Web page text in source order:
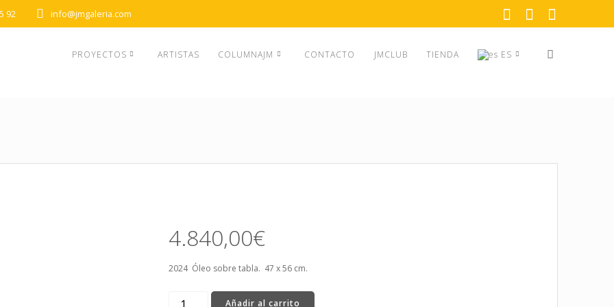
92 info@jmgaleria.com
PROYECTOS ARTISTAS COLUMNAJM CONTACTO JMCLUB TIENDA ES
4.840,00€
2024 Óleo sobre tabla. 47 x 56 cm.
Palomitas
Añadir al carrito